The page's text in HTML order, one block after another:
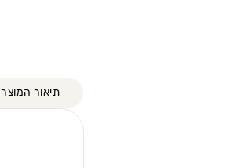
תיאור המוצר